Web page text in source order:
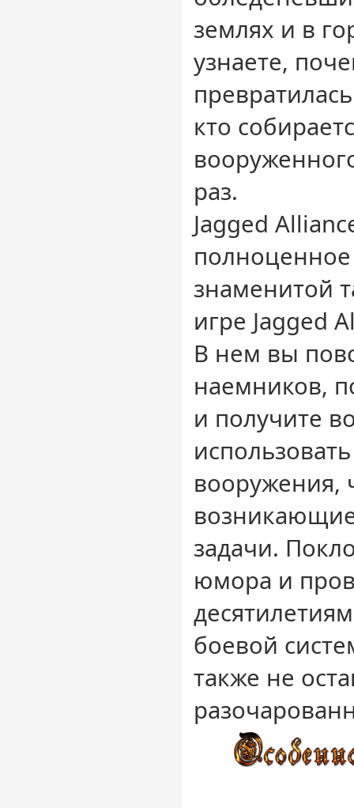
землях и в
узнаете,
кто
раз.
Jagged
знаменитой
игре Jagged
В нем вы
наемников,
и получите
вооружения,
задачи.
юмора и
боевой
также не